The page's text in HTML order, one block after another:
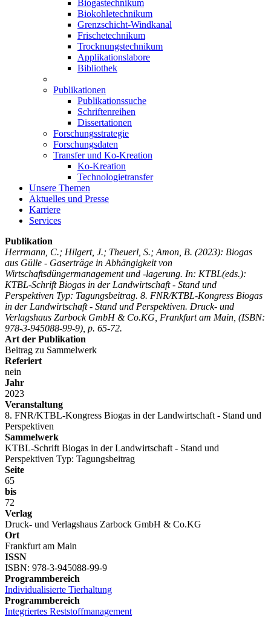
Biogastechnikum
Biokohletechnikum
Grenzschicht-Windkanal
Frischetechnikum
Trocknungstechnikum
Applikationslabore
Bibliothek
Publikationen
Publikationssuche
Schriftenreihen
Dissertationen
Forschungsstrategie
Forschungsdaten
Transfer und Ko-Kreation
Ko-Kreation
Technologietransfer
Unsere Themen
Aktuelles und Presse
Karriere
Services
Publikation
Herrmann, C.; Hilgert, J.; Theuerl, S.; Amon, B. (2023): Biogas
aus Gülle - Gaserträge in Abhängigkeit von
Wirtschaftsdüngermanagement und -lagerung. In: KTBL(eds.):
KTBL-Schrift Biogas in der Landwirtschaft - Stand und
Perspektiven Typ: Tagungsbeitrag. 8. FNR/KTBL-Kongress Biogas
in der Landwirtschaft - Stand und Perspektiven. Druck- und
Verlagshaus Zarbock GmbH & Co.KG, Frankfurt am Main, (ISBN:
978-3-945088-99-9), p. 65-72.
Art der Publikation
Beitrag zu Sammelwerk
Referiert
nein
Jahr
2023
Veranstaltung
8. FNR/KTBL-Kongress Biogas in der Landwirtschaft - Stand und
Perspektiven
Sammelwerk
KTBL-Schrift Biogas in der Landwirtschaft - Stand und
Perspektiven Typ: Tagungsbeitrag
Seite
65
bis
72
Verlag
Druck- und Verlagshaus Zarbock GmbH & Co.KG
Ort
Frankfurt am Main
ISSN
ISBN: 978-3-945088-99-9
Programmbereich
Individualisierte Tierhaltung
Programmbereich
Integriertes Reststoffmanagement